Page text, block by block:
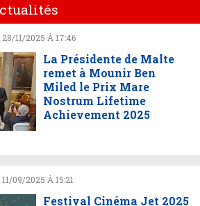
28/11/2025 À 17:46
La Présidente de Malte
remet à Mounir Ben
Miled le Prix Mare
Nostrum Lifetime
Achievement 2025
11/09/2025 À 15:21
Festival Cinéma Jet 2025